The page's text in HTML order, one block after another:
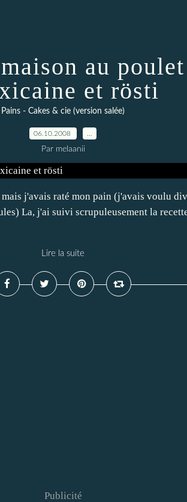
au
et rösti
Pains - Cakes & cie (version salée)
06.10.2008
Par melaanii
j'avais raté mon pain (j'avais voulu
La, j'ai suivi scrupuleusement la
Lire la suite
Publicité